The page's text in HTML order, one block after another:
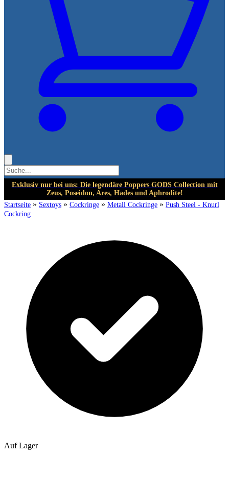
Exklusiv nur bei uns: Die legendäre Poppers GODS Collection mit
Zeus, Poseidon, Ares, Hades und Aphrodite!
Startseite » Sextoys » Cockringe » Metall Cockringe » Push Steel - Knurl
Cockring
Auf Lager